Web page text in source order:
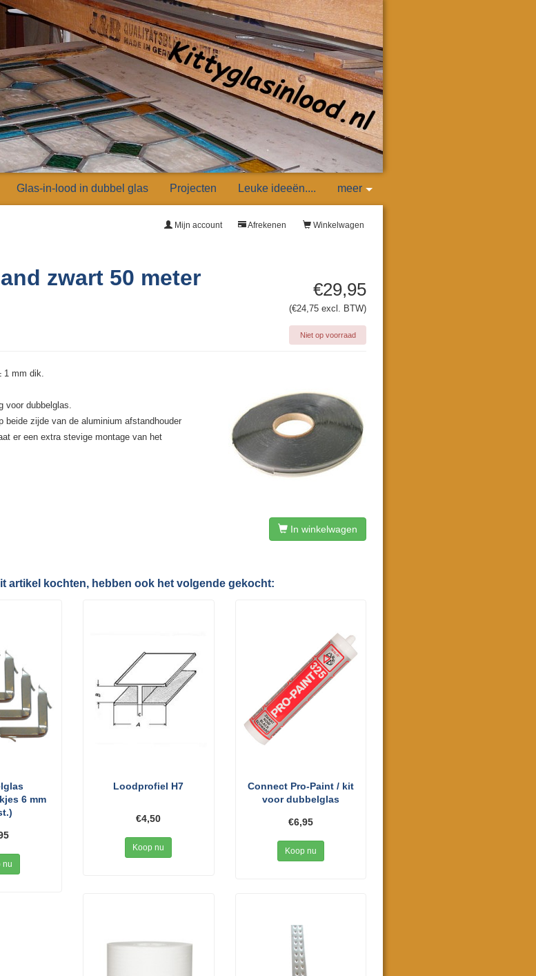
Glas-in-lood in dubbel glas Projecten Leuke ideeën.... meer
Winkelwagen
Afrekenen
Mijn account
€29,95
(€24,75 excl. BTW)
Niet op voorraad
zwart 50 meter
1 mm dik.
voor dubbelglas.
beide zijde van de aluminium afstandhouder
er een extra stevige montage van het
In winkelwagen
artikel kochten, hebben ook het volgende gekocht:
6 mm
nu
Loodprofiel H7
€4,50
Koop nu
Connect Pro-Paint / kit
voor dubbelglas
€6,95
Koop nu